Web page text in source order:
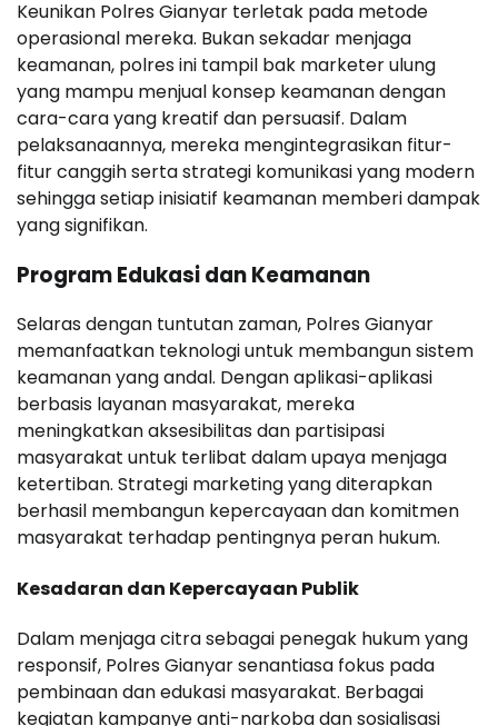
Keunikan Polres Gianyar terletak pada metode
operasional mereka. Bukan sekadar menjaga
keamanan, polres ini tampil bak marketer ulung
yang mampu menjual konsep keamanan dengan
cara-cara yang kreatif dan persuasif. Dalam
pelaksanaannya, mereka mengintegrasikan fitur-
fitur canggih serta strategi komunikasi yang modern
sehingga setiap inisiatif keamanan memberi dampak
yang signifikan.
Program Edukasi dan Keamanan
Selaras dengan tuntutan zaman, Polres Gianyar
memanfaatkan teknologi untuk membangun sistem
keamanan yang andal. Dengan aplikasi-aplikasi
berbasis layanan masyarakat, mereka
meningkatkan aksesibilitas dan partisipasi
masyarakat untuk terlibat dalam upaya menjaga
ketertiban. Strategi marketing yang diterapkan
berhasil membangun kepercayaan dan komitmen
masyarakat terhadap pentingnya peran hukum.
Kesadaran dan Kepercayaan Publik
Dalam menjaga citra sebagai penegak hukum yang
responsif, Polres Gianyar senantiasa fokus pada
pembinaan dan edukasi masyarakat. Berbagai
kegiatan kampanye anti-narkoba dan sosialisasi